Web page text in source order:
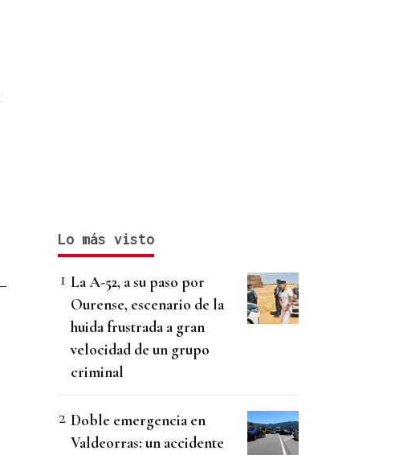
Lo más visto
La A-52, a su paso por
Ourense, escenario de la
huida frustrada a gran
velocidad de un grupo
criminal
Doble emergencia en
Valdeorras: un accidente